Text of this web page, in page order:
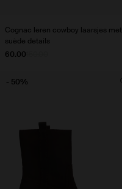
Cognac leren cowboy laarsjes met
suède details
60.00
- 50%